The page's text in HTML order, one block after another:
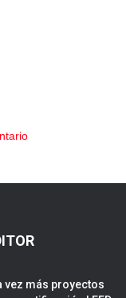
vez más proyectos